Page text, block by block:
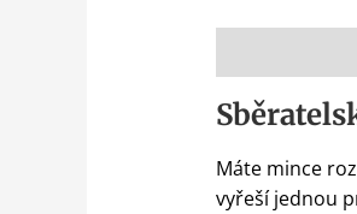
Máte mince
vyřeší jednou